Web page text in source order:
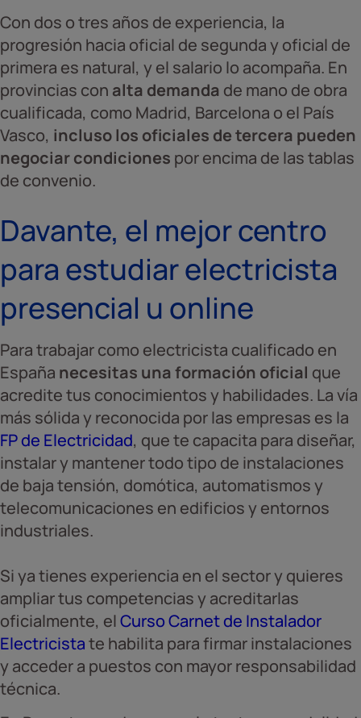
Con dos o tres años de experiencia, la
progresión hacia oficial de segunda y oficial de
primera es natural, y el salario lo acompaña. En
provincias con alta demanda de mano de obra
cualificada, como Madrid, Barcelona o el País
Vasco, incluso los oficiales de tercera pueden
negociar condiciones por encima de las tablas
de convenio.
Davante, el mejor centro
para estudiar electricista
presencial u online
Para trabajar como electricista cualificado en
España necesitas una formación oficial que
acredite tus conocimientos y habilidades. La vía
más sólida y reconocida por las empresas es la
FP de Electricidad, que te capacita para diseñar,
instalar y mantener todo tipo de instalaciones
de baja tensión, domótica, automatismos y
telecomunicaciones en edificios y entornos
industriales.
Si ya tienes experiencia en el sector y quieres
ampliar tus competencias y acreditarlas
oficialmente, elCurso Carnet de Instalador
Electricistate habilita para firmar instalaciones
y acceder a puestos con mayor responsabilidad
técnica.